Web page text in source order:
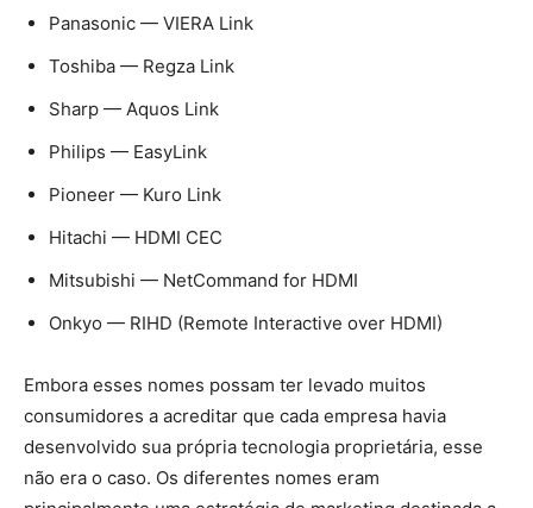
Panasonic — VIERA Link
Toshiba — Regza Link
Sharp — Aquos Link
Philips — EasyLink
Pioneer — Kuro Link
Hitachi — HDMI CEC
Mitsubishi — NetCommand for HDMI
Onkyo — RIHD (Remote Interactive over HDMI)
Embora esses nomes possam ter levado muitos
consumidores a acreditar que cada empresa havia
desenvolvido sua própria tecnologia proprietária, esse
não era o caso. Os diferentes nomes eram